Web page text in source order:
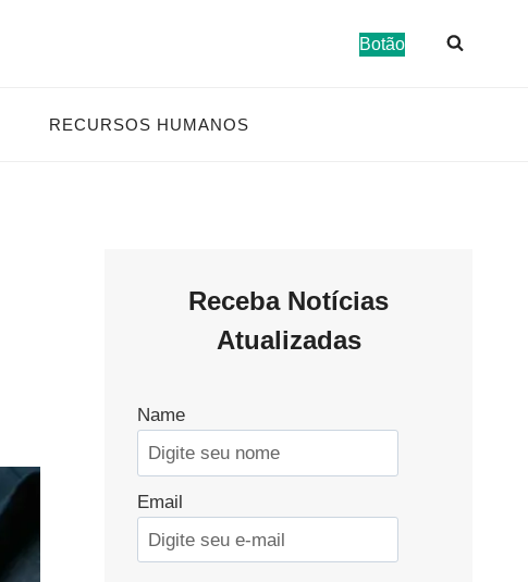
Botão
RECURSOS HUMANOS
Receba Notícias
Atualizadas
Name
Email